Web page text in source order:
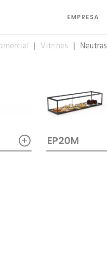
EMPRESA
| Vitrines | Neutras
+ EP20M